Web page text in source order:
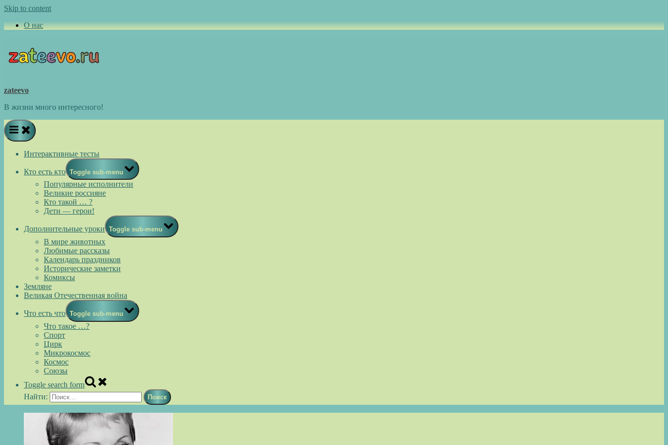
Skip to content
О нас
zateevo
В жизни много интересного!
Интерактивные тесты
Кто есть кто Toggle sub-menu
Популярные исполнители
Великие россияне
Кто такой … ?
Дети — герои!
Дополнительные уроки Toggle sub-menu
В мире животных
Любимые рассказы
Календарь праздников
Исторические заметки
Комиксы
Земляне
Великая Отечественная война
Что есть что Toggle sub-menu
Что такое …?
Спорт
Цирк
Микрокосмос
Космос
Союзы
Toggle search form
Найти: